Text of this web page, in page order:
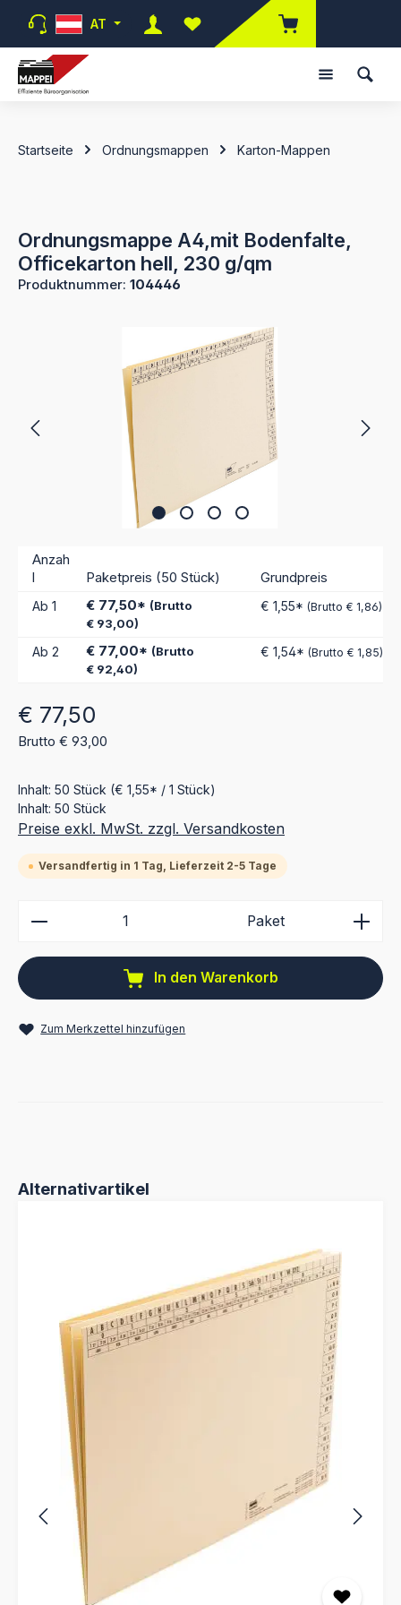
Zum Hauptinhalt springen
AT
Du hast 0 Produkte auf dem
Startseite Ordnungsmappen Karton-Mappen
Ordnungsmappe A4,mit Bodenfalte,
Officekarton hell, 230 g/qm
Produktnummer: 104446
Anzah
l
Paketpreis (50 Stück) Grundpreis
Ab 1 € 77,50* (Brutto
€ 93,00)
€ 1,55* (Brutto € 1,86)
Ab 2 € 77,00* (Brutto
€ 92,40)
€ 1,54* (Brutto € 1,85)
Regulärer Preis:
€ 77,50
Brutto € 93,00
Inhalt: 50 Stück (€ 1,55* / 1 Stück)
Inhalt: 50 Stück
Preise exkl. MwSt. zzgl. Versandkosten
Versandfertig in 1 Tag, Lieferzeit 2-5 Tage
Produkt Anzahl: Gib den gewünschten Wert ein
Paket
In den Warenkorb
Zum Merkzettel hinzufügen
Produktgalerie überspringen
Alternativartikel